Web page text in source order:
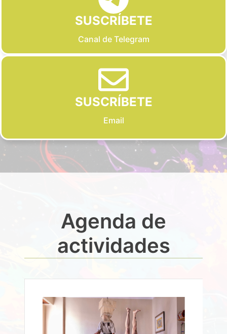
SUSCRÍBETE
Canal de Telegram
SUSCRÍBETE
Email
Agenda de
actividades